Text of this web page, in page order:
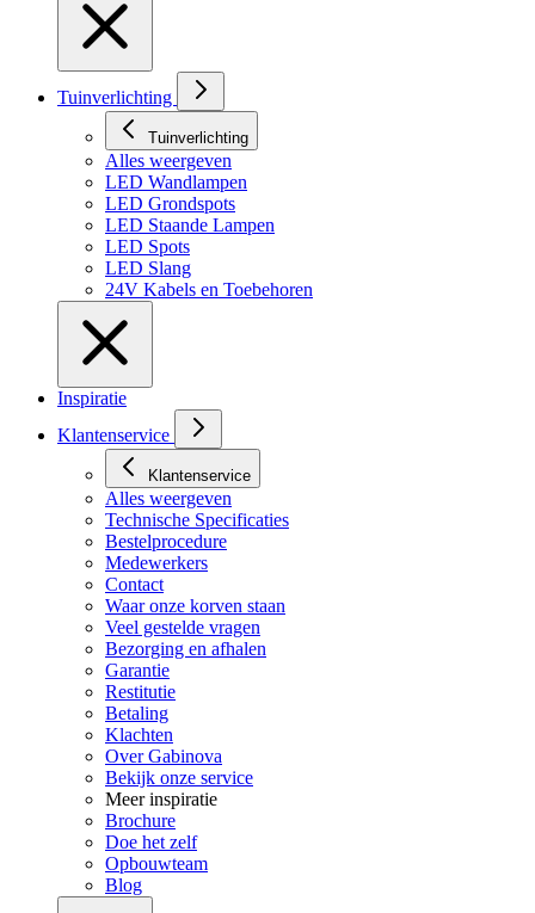
Tuinverlichting
Tuinverlichting
Alles weergeven
LED Wandlampen
LED Grondspots
LED Staande Lampen
LED Spots
LED Slang
24V Kabels en Toebehoren
Inspiratie
Klantenservice
Klantenservice
Alles weergeven
Technische Specificaties
Bestelprocedure
Medewerkers
Contact
Waar onze korven staan
Veel gestelde vragen
Bezorging en afhalen
Garantie
Restitutie
Betaling
Klachten
Over Gabinova
Bekijk onze service
Meer inspiratie
Brochure
Doe het zelf
Opbouwteam
Blog